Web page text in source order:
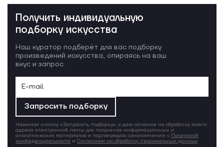
Получить индивидуальную
подборку искусства
Наш куратор подберёт для вас подборку
произведений искусства, опираясь на ваш
вкус и запрос.
Запросить подборку
Нажимая кнопку «Запросить подборку», я даю согласие на обработку моего
адреса электронной почты для получения информационных и
аналитических материалов и подтверждаю ознакомление с Политикой
конфиденциальности и Согласием на обработку персональных данных